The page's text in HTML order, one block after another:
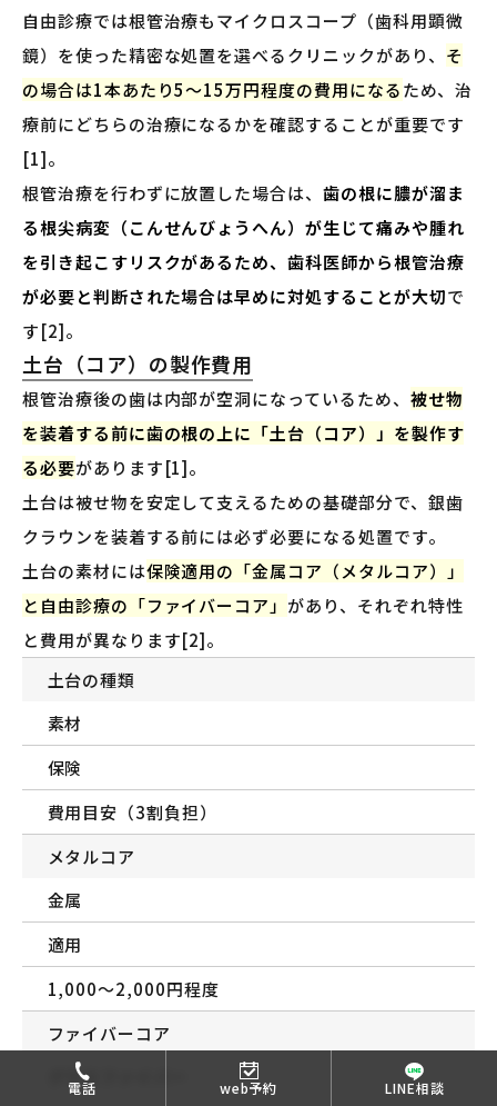
電話 web予約 LINE相談
自由診療では根管治療もマイクロスコープ（歯科用顕微
鏡）を使った精密な処置を選べるクリニックがあり、 そ
の場合は1本あたり5〜15万円程度の費用になるため、治
療前にどちらの治療になるかを確認することが重要です
[1]。
根管治療を行わずに放置した場合は、 歯の根に膿が溜ま
る根尖病変（こんせんびょうへん）が生じて痛みや腫れ
を引き起こすリスクがあるため、歯科医師から根管治療
が必要と判断された場合は早めに対処することが大切で
す[2]。
土台（コア）の製作費用
根管治療後の歯は内部が空洞になっているため、 被せ物
を装着する前に歯の根の上に「土台（コア）」を製作す
る必要があります[1]。
土台は被せ物を安定して支えるための基礎部分で、銀歯
クラウンを装着する前には必ず必要になる処置です。
土台の素材には保険適用の「金属コア（メタルコア）」
と自由診療の「ファイバーコア」 があり、それぞれ特性
と費用が異なります[2]。
土台の種類
素材
保険
費用目安（3割負担）
メタルコア
金属
適用
1,000〜2,000円程度
ファイバーコア
グラスファイバー